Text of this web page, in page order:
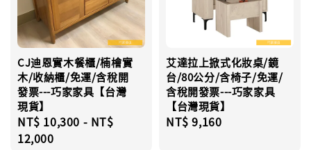
CJ迪恩實木餐櫃/楠檜實
木/收納櫃/免運/含稅開
發票---巧家家具【台灣
現貨】
Regular
price
NT$ 10,300 - NT$
12,000
艾達拉上掀式化妝桌/鏡
台/80公分/含椅子/免運/
含稅開發票---巧家家具
【台灣現貨】
Regular
NT$ 9,160